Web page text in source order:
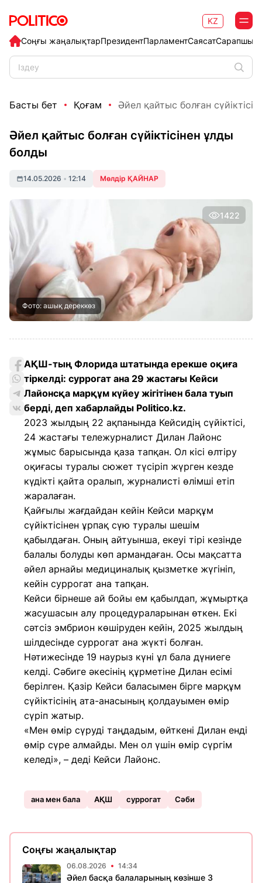
Соңғы жаңалықтарПрезидентПарламентСаясат
KZ
Басты бет Қоғам Әйел қайтыс болған
Әйел қайтыс болған сүйіктісінен ұлды
болды
14.05.2026 • 12:14 Мөлдір ҚАЙНАР
1422
Фото: ашық дереккөз
АҚШ-тың Флорида штатында ерекше оқиға
тіркелді: суррогат ана 29 жастағы Кейси
Лайонсқа марқұм күйеу жігітінен бала туып
берді, деп хабарлайды Politico.kz.
2023 жылдың 22 ақпанында Кейсидің сүйіктісі,
24 жастағы тележурналист Дилан Лайонс
жұмыс барысында қаза тапқан. Ол кісі өлтіру
оқиғасы туралы сюжет түсіріп жүрген кезде
күдікті қайта оралып, журналисті өлімші етіп
жаралаған.
Қайғылы жағдайдан кейін Кейси марқұм
сүйіктісінен ұрпақ сүю туралы шешім
қабылдаған. Оның айтуынша, екеуі тірі кезінде
балалы болуды көп армандаған. Осы мақсатта
әйел арнайы медициналық қызметке жүгініп,
кейін суррогат ана тапқан.
Кейси бірнеше ай бойы ем қабылдап, жұмыртқа
жасушасын алу процедураларынан өткен. Екі
сәтсіз эмбрион көшіруден кейін, 2025 жылдың
шілдесінде суррогат ана жүкті болған.
Нәтижесінде 19 наурыз күні ұл бала дүниеге
келді. Сәбиге әкесінің құрметіне Дилан есімі
берілген. Қазір Кейси баласымен бірге марқұм
сүйіктісінің ата-анасының қолдауымен өмір
сүріп жатыр.
«Мен өмір сүруді таңдадым, өйткені Дилан енді
өмір сүре алмайды. Мен ол үшін өмір сүргім
келеді», – деді Кейси Лайонс.
ана мен бала АҚШ суррогат Сәби
Соңғы жаңалықтар
06.08.2026 14:34
Әйел басқа балаларының көзінше 3